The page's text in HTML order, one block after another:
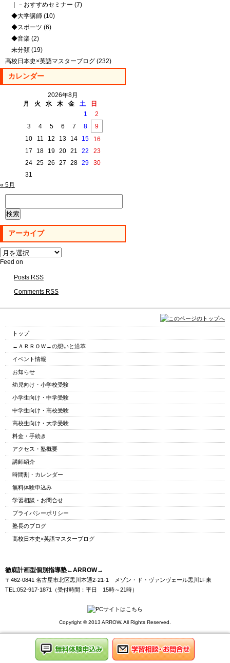
｜－おすすめセミナー (7)
◆大学講師(10)
◆スポーツ (6)
◆音楽(2)
未分類(19)
高校日本史×英語マスターブログ (232)
カレンダー
2026年8月
月
火 水 木 金 土
日
1
2
3
4 5 6 7 8
9
10
11 12 13 14 15
16
17
18 19 20 21 22
23
24
25 26 27 28 29
30
31
« 5月
索:
アーカイブ
ア
ー
Feed on
Posts RSS
Comments RSS
トップ
←ＡＲＲＯＷ→の想いと沿革
イベント情報
お知らせ
幼児向け・小学校受験
小学生向け・中学受験
中学生向け・高校受験
高校生向け・大学受験
料金・手続き
アクセス・塾概要
講師紹介
時間割・カレンダー
無料体験申込み
学習相談・お問合せ
プライバシーポリシー
塾長のブログ
高校日本史×英語マスターブログ
徹底計画型個別指導塾←ARROW→
〒462-0841 名古屋市北区黒川本通2-21-1 メゾン・ド・ヴァンヴェール黒川1F東
TEL:052-917-1871（受付時間：平日 15時～21時）
Copyright © 2013 ARROW. All Rights Reserved.